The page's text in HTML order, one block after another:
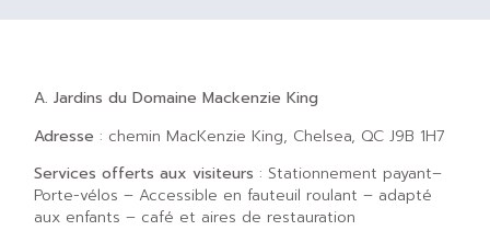
A. Jardins du Domaine Mackenzie King
Adresse : chemin MacKenzie King, Chelsea, QC J9B 1H7
Services offerts aux visiteurs : Stationnement payant–
Porte-vélos – Accessible en fauteuil roulant – adapté
aux enfants – café et aires de restauration